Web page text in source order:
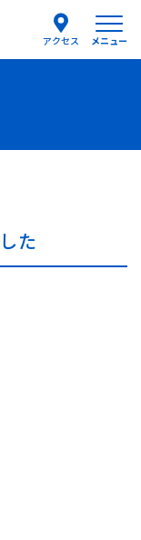
アクセス メニュー
た